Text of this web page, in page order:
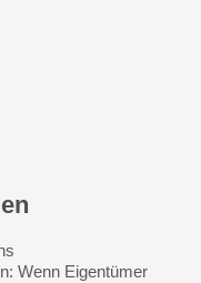
Wenn Eigentümer